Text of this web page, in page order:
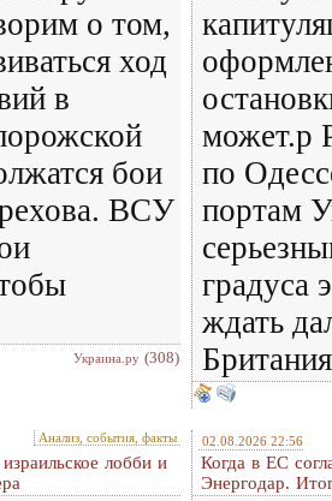
о том,
ход
в
бои
ВСУ
Украина.ру (308)
может.р
по
портам
градуса
ждать
Анализ, события, факты
лобби и
02.08.2026 22:56
Когда в ЕС
Энергодар.